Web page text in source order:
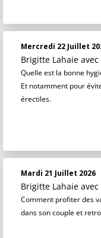
Mercredi 22 Juillet
Brigitte Lahaie avec
Quelle est la bonne
Et notamment pour
érectiles.
Mardi 21 Juillet 2026
Brigitte Lahaie avec
Comment profiter des
dans son couple et